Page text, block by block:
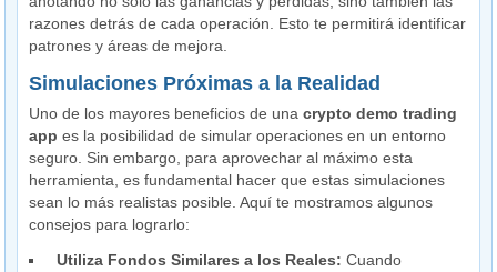
razones detrás de cada operación. Esto te permitirá identificar
patrones y áreas de mejora.
Simulaciones Próximas a la Realidad
Uno de los mayores beneficios de unacrypto demo trading
app es la posibilidad de simular operaciones en un entorno
seguro. Sin embargo, para aprovechar al máximo esta
herramienta, es fundamental hacer que estas simulaciones
sean lo más realistas posible. Aquí te mostramos algunos
consejos para lograrlo:
Utiliza Fondos Similares a los Reales: Cuando